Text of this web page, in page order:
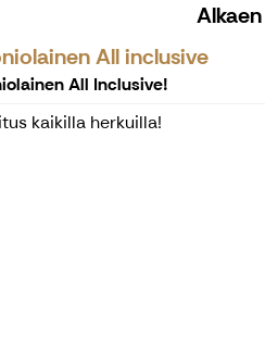
Alkaen
All inclusive
All Inclusive!
kaikilla herkuilla!